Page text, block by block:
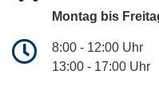
Montag bis
8:00 - 12:00 Uhr
13:00 - 17:00 Uhr